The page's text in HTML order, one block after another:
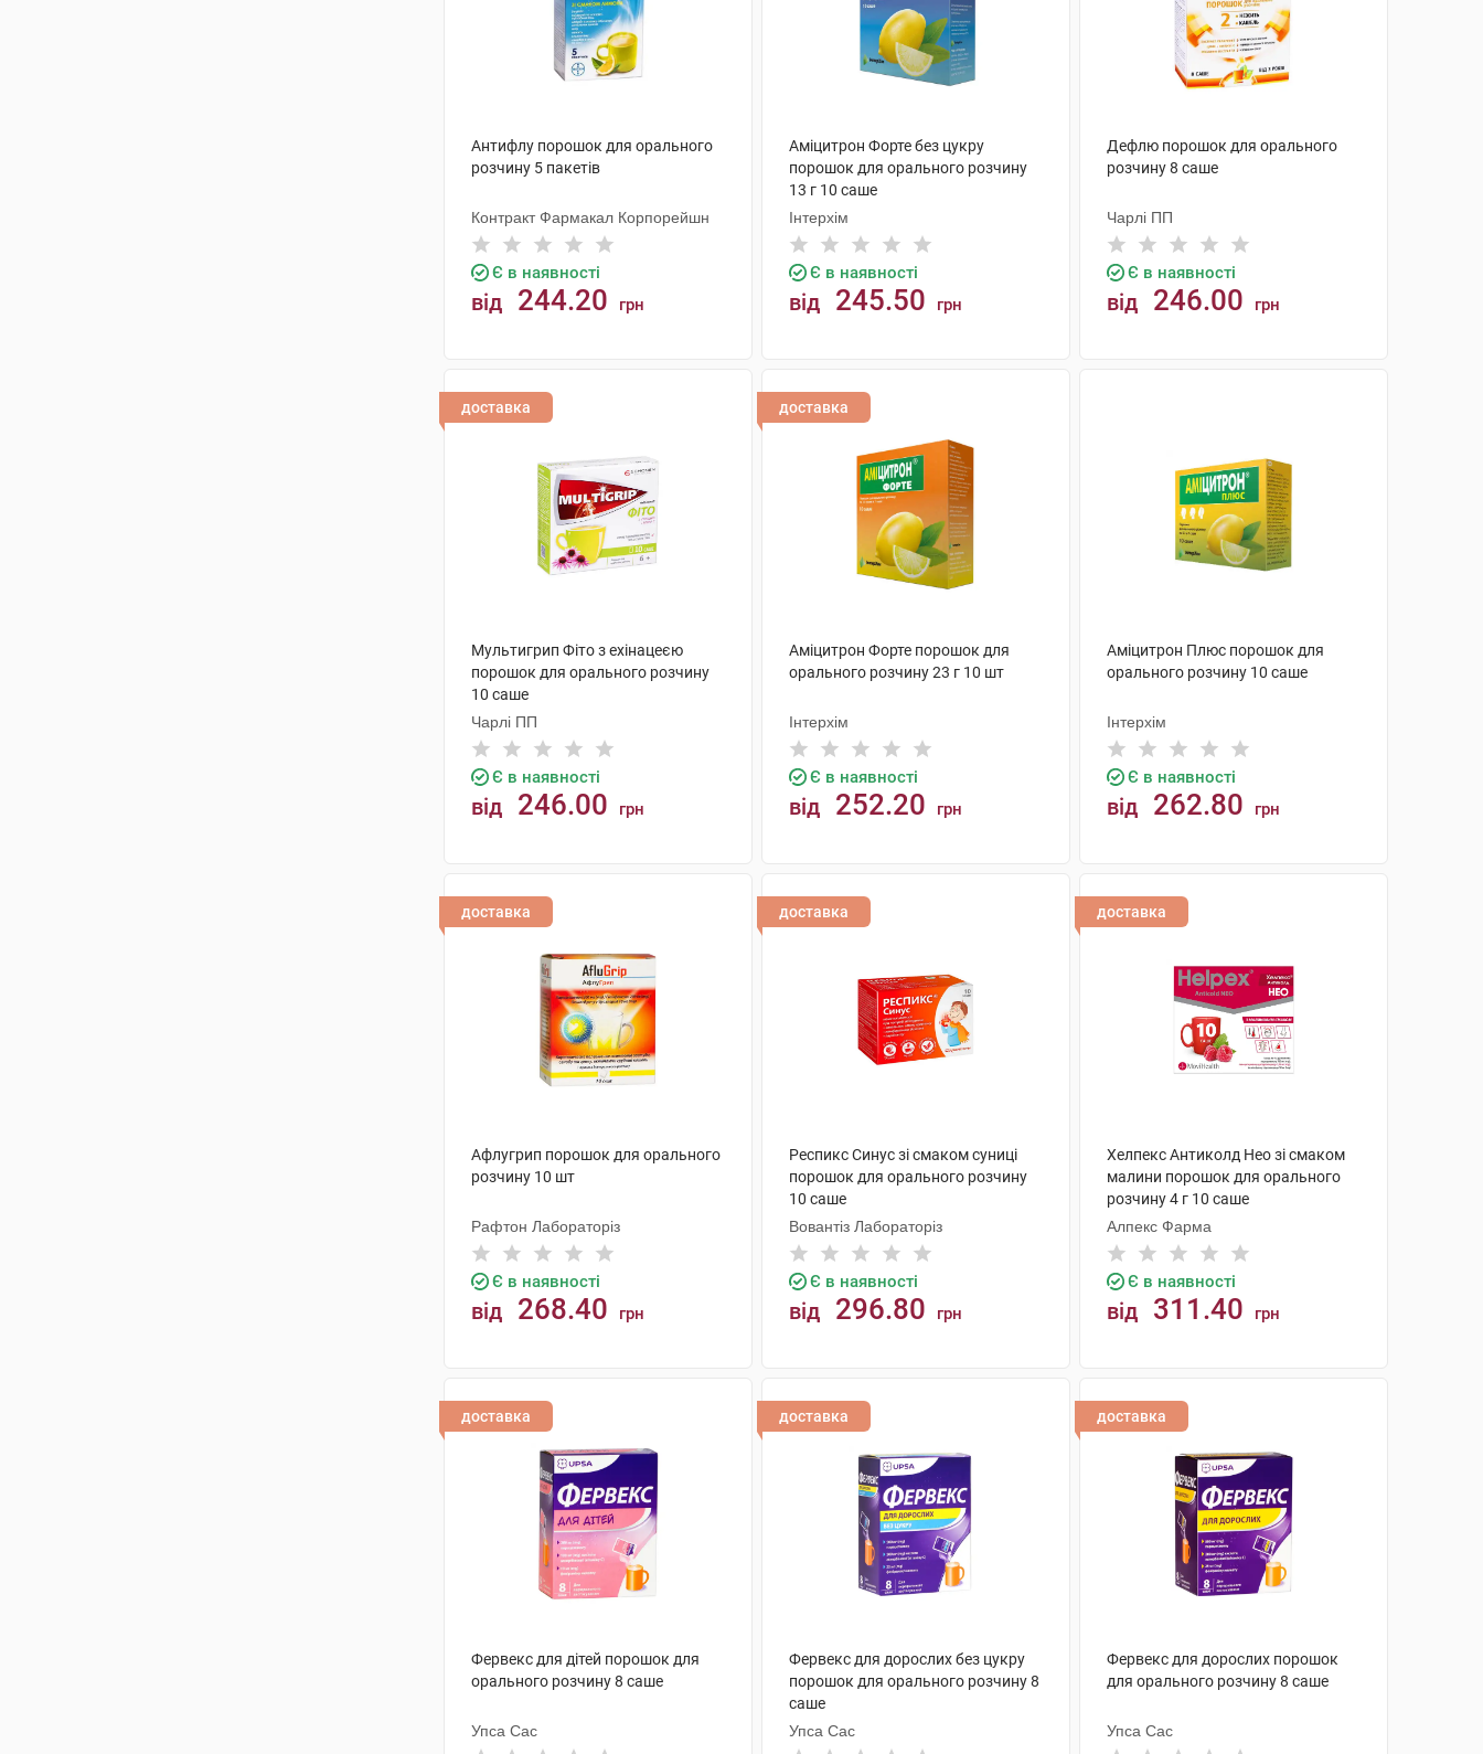
Антифлу порошок для орального
розчину 5 пакетів
Контракт Фармакал Корпорейшн
Є в наявності
від 244.20 грн
Аміцитрон Форте без цукру
порошок для орального розчину
13 г 10 саше
Інтерхім
Є в наявності
від 245.50 грн
Дефлю порошок для орального
розчину 8 саше
Чарлі ПП
Є в наявності
від 246.00 грн
доставка
Мультигрип Фіто з ехінацеєю
порошок для орального розчину
10 саше
Чарлі ПП
Є в наявності
від 246.00 грн
доставка
Аміцитрон Форте порошок для
орального розчину 23 г 10 шт
Інтерхім
Є в наявності
від 252.20 грн
Аміцитрон Плюс порошок для
орального розчину 10 саше
Інтерхім
Є в наявності
від 262.80 грн
доставка
Афлугрип порошок для орального
розчину 10 шт
Рафтон Лабораторіз
Є в наявності
від 268.40 грн
доставка
Респикс Синус зі смаком суниці
порошок для орального розчину
10 саше
Вовантіз Лабораторіз
Є в наявності
від 296.80 грн
доставка
Хелпекс Антиколд Нео зі смаком
малини порошок для орального
розчину 4 г 10 саше
Алпекс Фарма
Є в наявності
від 311.40 грн
доставка
Фервекс для дітей порошок для
орального розчину 8 саше
Упса Сас
доставка
Фервекс для дорослих без цукру
порошок для орального розчину 8
саше
Упса Сас
доставка
Фервекс для дорослих порошок
для орального розчину 8 саше
Упса Сас